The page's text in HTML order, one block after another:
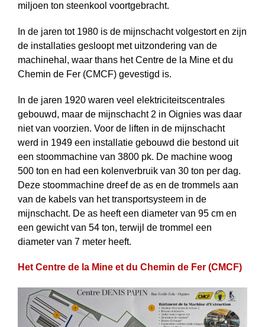
miljoen ton steenkool voortgebracht.
In de jaren tot 1980 is de mijnschacht volgestort en zijn
de installaties gesloopt met uitzondering van de
machinehal, waar thans het Centre de la Mine et du
Chemin de Fer (CMCF) gevestigd is.
In de jaren 1920 waren veel elektriciteitscentrales
gebouwd, maar de mijnschacht 2 in Oignies was daar
niet van voorzien. Voor de liften in de mijnschacht
werd in 1949 een installatie gebouwd die bestond uit
een stoommachine van 3800 pk. De machine woog
500 ton en had een kolenverbruik van 30 ton per dag.
Deze stoommachine dreef de as en de trommels aan
van de kabels van het transport­systeem in de
mijnschacht. De as heeft een diameter van 95 cm en
een gewicht van 54 ton, terwijl de trommel een
diameter van 7 meter heeft.
Het Centre de la Mine et du Chemin de Fer (CMCF)